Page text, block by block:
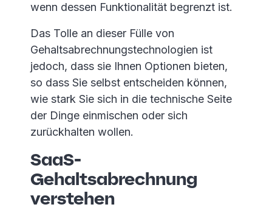
wenn dessen Funktionalität begrenzt ist.
Das Tolle an dieser Fülle von
Gehaltsabrechnungstechnologien ist
jedoch, dass sie Ihnen Optionen bieten,
so dass Sie selbst entscheiden können,
wie stark Sie sich in die technische Seite
der Dinge einmischen oder sich
zurückhalten wollen.
SaaS-
Gehaltsabrechnung
verstehen